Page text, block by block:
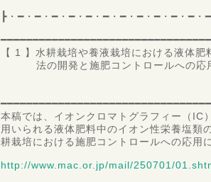
┣・━・━・━・━・━・━・━・━・━・━・━・
【 1 】水耕栽培や養液栽培における液体
法の開発と施肥コントロールへの応
高知大学
准教授 小
本稿では、イオンクロマトグラフィー（IC
用いられる液体肥料中のイオン性栄養塩類
耕栽培における施肥コントロールへの応用
http://www.mac.or.jp/mail/250701/